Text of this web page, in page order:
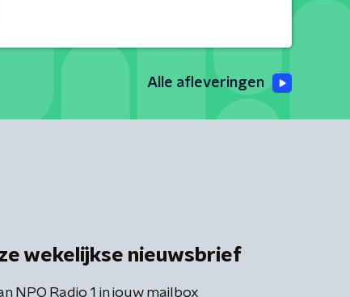
Alle afleveringen
wekelijkse nieuwsbrief
NPO Radio 1 in jouw mailbox